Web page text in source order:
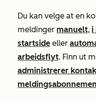
Du kan velge at en
meldinger manuelt, i
startside eller
arbeidsflyt. Finn ut
administrerer